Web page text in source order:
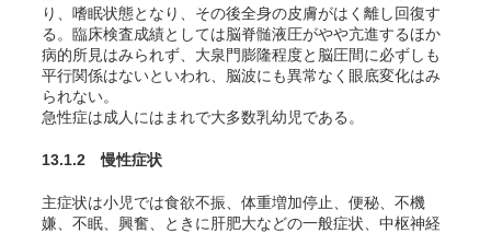
り、嗜眠状態となり、その後全身の皮膚がはく 離し回復す
る。臨床検査成績としては脳脊髄液圧がやや亢進するほか
病的所見はみられず、大泉門膨隆程度と脳圧間に必ずしも
平行関係はないといわれ、脳波にも異常なく眼底変化はみ
られない。
急性症は成人にはまれで大多数乳幼児である。
13.1.2 慢性症状
主症状は小児では食欲不振、体重増加停止、便秘、不機
嫌、不眠、興奮、ときに肝肥大などの一般症状、中枢神経